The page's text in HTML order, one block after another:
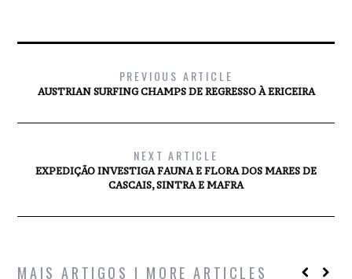
PREVIOUS ARTICLE
AUSTRIAN SURFING CHAMPS DE REGRESSO À ERICEIRA
NEXT ARTICLE
EXPEDIÇÃO INVESTIGA FAUNA E FLORA DOS MARES DE
CASCAIS, SINTRA E MAFRA
MAIS ARTIGOS | MORE ARTICLES